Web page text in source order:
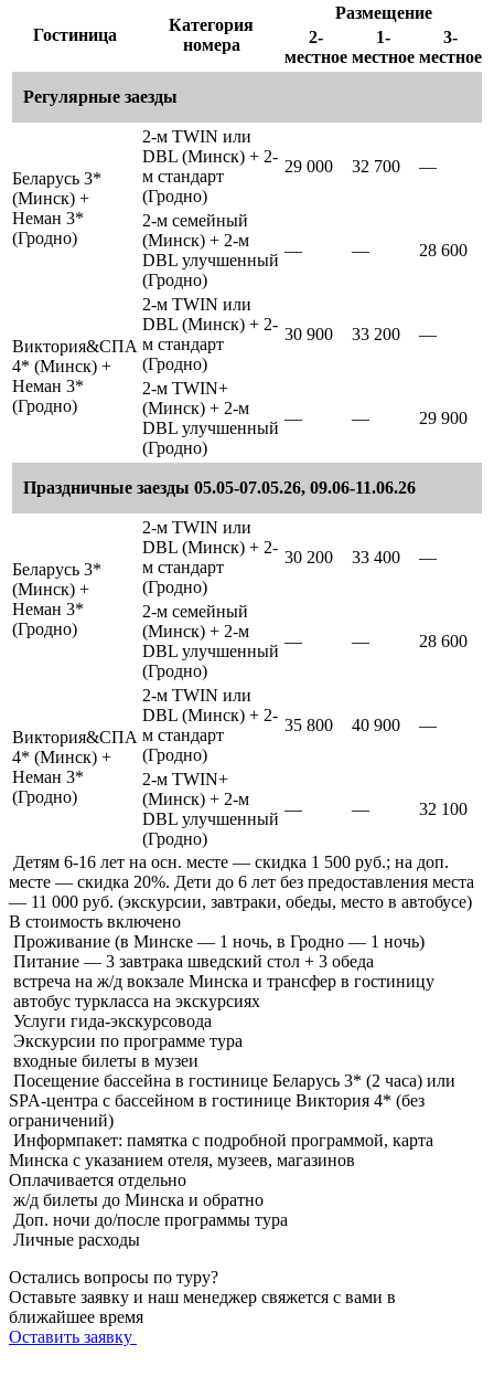
Гостиница
Категория
номера
Размещение
2-
местное
1-
местное
3-
местное
Регулярные заезды
Беларусь 3*
(Минск) +
Неман 3*
(Гродно)
2-м TWIN или
DBL (Минск) + 2-
м стандарт
(Гродно)
29 000 32 700 —
2-м семейный
(Минск) + 2-м
DBL улучшенный
(Гродно)
— — 28 600
Виктория&СПА
4* (Минск) +
Неман 3*
(Гродно)
2-м TWIN или
DBL (Минск) + 2-
м стандарт
(Гродно)
30 900 33 200 —
2-м TWIN+
(Минск) + 2-м
DBL улучшенный
(Гродно)
— — 29 900
Праздничные заезды 05.05-07.05.26, 09.06-11.06.26
Беларусь 3*
(Минск) +
Неман 3*
(Гродно)
2-м TWIN или
DBL (Минск) + 2-
м стандарт
(Гродно)
30 200 33 400 —
2-м семейный
(Минск) + 2-м
DBL улучшенный
(Гродно)
— — 28 600
Виктория&СПА
4* (Минск) +
Неман 3*
(Гродно)
2-м TWIN или
DBL (Минск) + 2-
м стандарт
(Гродно)
35 800 40 900 —
2-м TWIN+
(Минск) + 2-м
DBL улучшенный
(Гродно)
— — 32 100
Детям 6-16 лет на осн. месте — скидка 1 500 руб.; на доп.
месте — скидка 20%. Дети до 6 лет без предоставления места
— 11 000 руб. (экскурсии, завтраки, обеды, место в автобусе)
В стоимость включено
Проживание (в Минске — 1 ночь, в Гродно — 1 ночь)
Питание — 3 завтрака шведский стол + 3 обеда
встреча на ж/д вокзале Минска и трансфер в гостиницу
автобус туркласса на экскурсиях
Услуги гида-экскурсовода
Экскурсии по программе тура
входные билеты в музеи
Посещение бассейна в гостинице Беларусь 3* (2 часа) или
SPA-центра с бассейном в гостинице Виктория 4* (без
ограничений)
Информпакет: памятка с подробной программой, карта
Минска с указанием отеля, музеев, магазинов
Оплачивается отдельно
ж/д билеты до Минска и обратно
Доп. ночи до/после программы тура
Личные расходы
Остались вопросы по туру?
Оставьте заявку и наш менеджер свяжется с вами в
ближайшее время
Оставить заявку